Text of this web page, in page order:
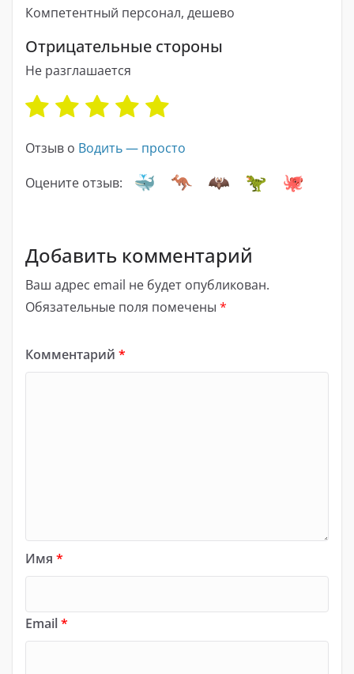
Компетентный персонал, дешево
Отрицательные стороны
Не разглашается
Отзыв о Водить — просто
Оцените отзыв:
Добавить комментарий
Ваш адрес email не будет опубликован.
Обязательные поля помечены *
Комментарий *
Имя *
Email*